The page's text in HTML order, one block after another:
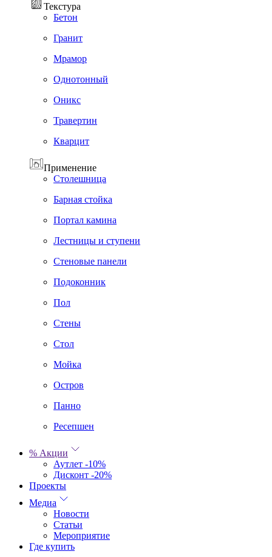
Текстура
Бетон
Гранит
Мрамор
Однотонный
Оникс
Травертин
Кварцит
Применение
Cтолешница
Барная стойка
Портал камина
Лестницы и ступени
Стеновые панели
Подоконник
Пол
Cтены
Стол
Мойка
Остров
Панно
Ресепшен
% Акции
Аутлет -10%
Дисконт -20%
Проекты
Медиа
Новости
Статьи
Мероприятие
Где купить